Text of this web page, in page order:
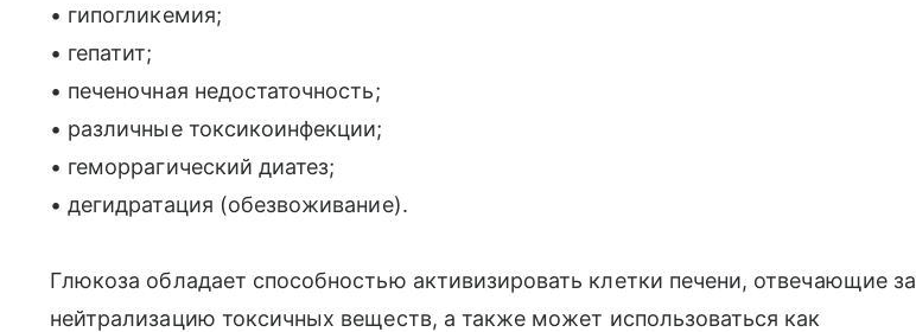
• гипогликемия;
• гепатит;
• печеночная недостаточность;
• различные токсикоинфекции;
• геморрагический диатез;
• дегидратация (обезвоживание).
Глюкоза обладает способностью активизировать клетки печени, отвечающие за
нейтрализацию токсичных веществ, а также может использоваться как